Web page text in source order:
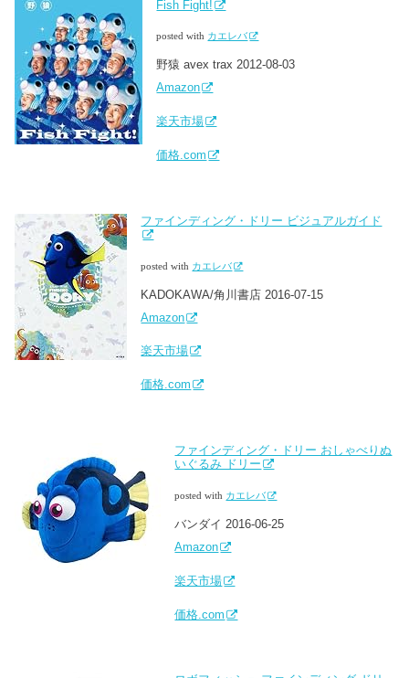
Fish Fight!
posted with カエレバ
野猿 avex trax 2012-08-03
Amazon
楽天市場
価格.com
ファインディング・ドリー ビジュアルガイド
posted with カエレバ
KADOKAWA/角川書店 2016-07-15
Amazon
楽天市場
価格.com
ファインディング・ドリー おしゃべりぬ
いぐるみ ドリー
posted with カエレバ
バンダイ 2016-06-25
Amazon
楽天市場
価格.com